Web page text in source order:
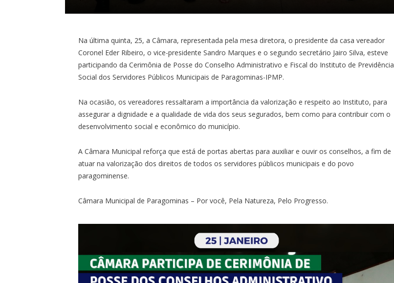
Na última quinta, 25, a Câmara, representada pela mesa diretora, o presidente da casa vereador
Coronel Eder Ribeiro, o vice-presidente Sandro Marques e o segundo secretário Jairo Silva, esteve
participando da Cerimônia de Posse do Conselho Administrativo e Fiscal do Instituto de Previdência
Social dos Servidores Públicos Municipais de Paragominas-IPMP.
Na ocasião, os vereadores ressaltaram a importância da valorização e respeito ao Instituto, para
assegurar a dignidade e a qualidade de vida dos seus segurados, bem como para contribuir com o
desenvolvimento social e econômico do município.
A Câmara Municipal reforça que está de portas abertas para auxiliar e ouvir os conselhos, a fim de
atuar na valorização dos direitos de todos os servidores públicos municipais e do povo
paragominense.
Câmara Municipal de Paragominas – Por você, Pela Natureza, Pelo Progresso.